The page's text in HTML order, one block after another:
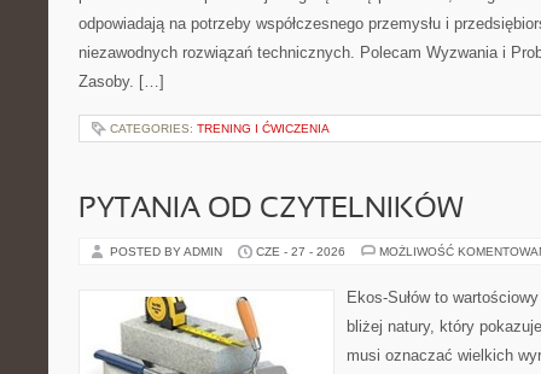
odpowiadają na potrzeby współczesnego przemysłu i
niezawodnych rozwiązań technicznych. Polecam Wyzwania i
Zasoby. […]
CATEGORIES: TRENING I ĆWICZENIA
PYTANIA OD CZYTELNIKÓW
POSTED BY ADMIN CZE - 27 - 2026 MOŻLIWOŚĆ
Ekos-Sułów to
bliżej natury, który
musi oznaczać wielkich